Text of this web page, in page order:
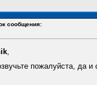
сообщения:
,
пожалуйста, да